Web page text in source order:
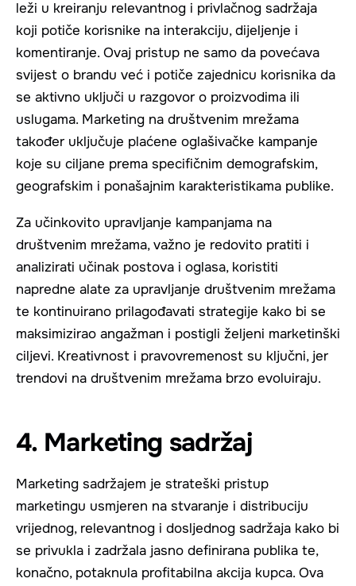
leži u kreiranju relevantnog i privlačnog sadržaja
koji potiče korisnike na interakciju, dijeljenje i
komentiranje. Ovaj pristup ne samo da povećava
svijest o brandu već i potiče zajednicu korisnika da
se aktivno uključi u razgovor o proizvodima ili
uslugama. Marketing na društvenim mrežama
također uključuje plaćene oglašivačke kampanje
koje su ciljane prema specifičnim demografskim,
geografskim i ponašajnim karakteristikama publike.
Za učinkovito upravljanje kampanjama na
društvenim mrežama, važno je redovito pratiti i
analizirati učinak postova i oglasa, koristiti
napredne alate za upravljanje društvenim mrežama
te kontinuirano prilagođavati strategije kako bi se
maksimizirao angažman i postigli željeni marketinški
ciljevi. Kreativnost i pravovremenost su ključni, jer
trendovi na društvenim mrežama brzo evoluiraju.
4. Marketing sadržaj
Marketing sadržajem je strateški pristup
marketingu usmjeren na stvaranje i distribuciju
vrijednog, relevantnog i dosljednog sadržaja kako bi
se privukla i zadržala jasno definirana publika te,
konačno, potaknula profitabilna akcija kupca. Ova